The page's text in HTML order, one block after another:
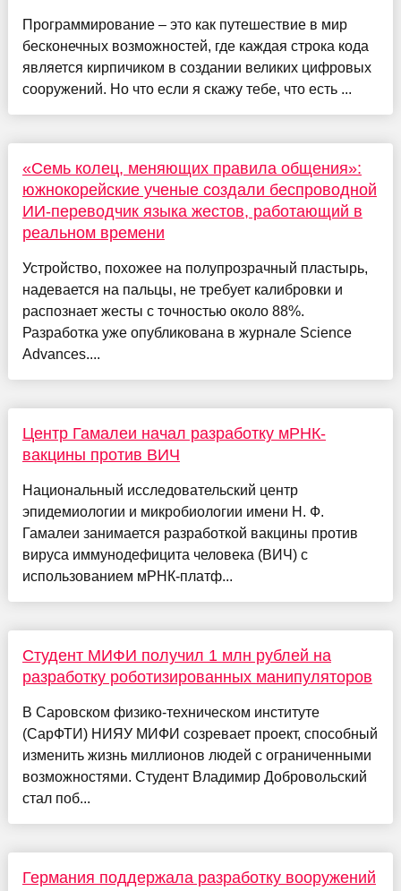
Программирование – это как путешествие в мир
бесконечных возможностей, где каждая строка кода
является кирпичиком в создании великих цифровых
сооружений. Но что если я скажу тебе, что есть ...
«Семь колец, меняющих правила общения»:
южнокорейские ученые создали беспроводной
ИИ-переводчик языка жестов, работающий в
реальном времени
Устройство, похожее на полупрозрачный пластырь,
надевается на пальцы, не требует калибровки и
распознает жесты с точностью около 88%.
Разработка уже опубликована в журнале Science
Advances....
Центр Гамалеи начал разработку мРНК-
вакцины против ВИЧ
Национальный исследовательский центр
эпидемиологии и микробиологии имени Н. Ф.
Гамалеи занимается разработкой вакцины против
вируса иммунодефицита человека (ВИЧ) с
использованием мРНК-платф...
Студент МИФИ получил 1 млн рублей на
разработку роботизированных манипуляторов
В Саровском физико-техническом институте
(СарФТИ) НИЯУ МИФИ созревает проект, способный
изменить жизнь миллионов людей с ограниченными
возможностями. Студент Владимир Добровольский
стал поб...
Германия поддержала разработку вооружений